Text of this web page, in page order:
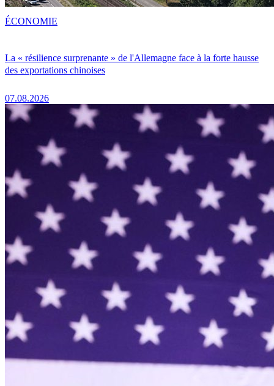
La « résilience surprenante » de l'Allemagne face à la forte hausse
des exportations chinoises
07.08.2026
ÉCONOMIE